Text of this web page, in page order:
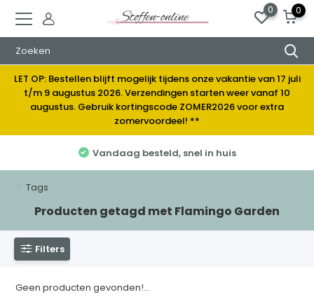
0 0
LET OP: Bestellen blijft mogelijk tijdens onze vakantie van 17 juli
t/m 9 augustus 2026. Verzendingen starten weer vanaf 10
augustus. Gebruik kortingscode ZOMER2026 voor extra
zomervoordeel! **
Vandaag besteld, snel in huis
Tags
Producten getagd met Flamingo Garden
Filters
Geen producten gevonden!...